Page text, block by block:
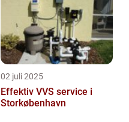
02 juli 2025
Effektiv VVS service i
Storkøbenhavn